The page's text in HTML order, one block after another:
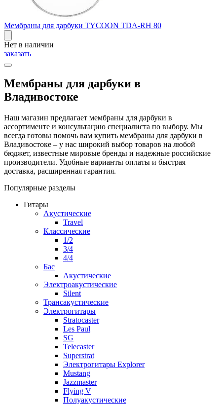
Мембраны для дарбуки TYCOON TDA-RH 80
Нет в наличии
заказать
Мембраны для дарбуки в
Владивостоке
Наш магазин предлагает мембраны для дарбуки в
ассортименте и консультацию специалиста по выбору. Мы
всегда готовы помочь вам купить мембраны для дарбуки в
Владивостоке – у нас широкий выбор товаров на любой
бюджет, известные мировые бренды и надежные российские
производители. Удобные варианты оплаты и быстрая
доставка, расширенная гарантия.
Популярные разделы
Гитары
Акустические
Travel
Классические
1/2
3/4
4/4
Бас
Акустические
Электроакустические
Silent
Трансакустические
Электрогитары
Stratocaster
Les Paul
SG
Telecaster
Superstrat
Электрогитары Explorer
Mustang
Jazzmaster
Flying V
Полуакустические